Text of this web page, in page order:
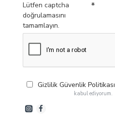
Lütfen captcha
doğrulamasını
tamamlayın.
Gizlilik Güvenlik Politikası
kabul ediyorum.